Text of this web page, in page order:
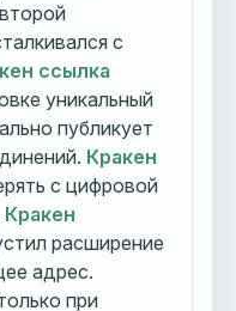
с
ссылка
уникальный
публикует
Кракен
с цифровой
Кракен
расширение
адрес.
при